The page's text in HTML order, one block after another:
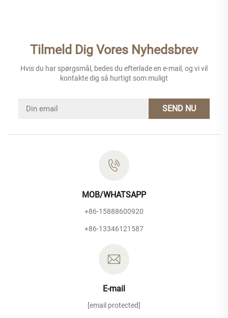
Tilmeld Dig Vores Nyhedsbrev
Hvis du har spørgsmål, bedes du efterlade en e-mail, og vi vil
kontakte dig så hurtigt som muligt
SEND NU
MOB/WHATSAPP
+86-15888600920
+86-13346121587
E-mail
[email protected]